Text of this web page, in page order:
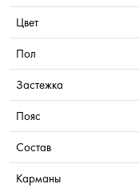
Цвет
Пол
Застежка
Пояс
Состав
Карманы